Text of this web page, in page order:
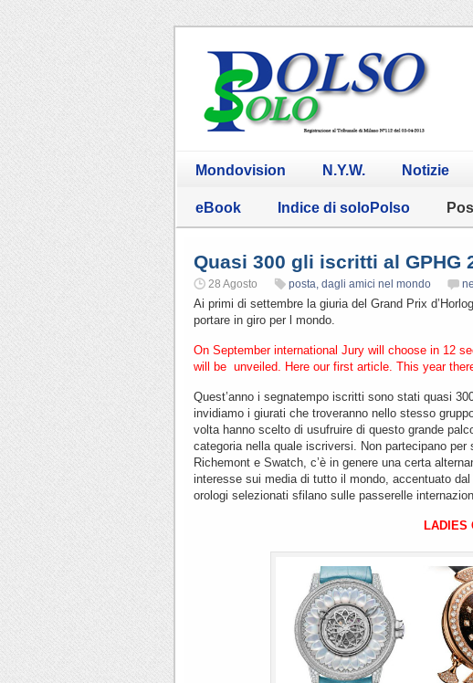
Mondovision N.Y.W. Notizie
eBook Indice di soloPolso
Quasi 300 gli iscritti al GPHG
28 Agosto posta, dagli amici nel mondo
Ai primi di settembre la giuria del Grand Prix
portare in giro per l mondo.
On September international Jury will choose in 12
will be unveiled. Here our first article. This year
Quest’anno i segnatempo iscritti sono stati quasi
invidiamo i giurati che troveranno nello stesso
volta hanno scelto di usufruire di questo grande
categoria nella quale iscriversi. Non partecipano
Richemont e Swatch, c’è in genere una certa
interesse sui media di tutto il mondo, accentuato
orologi selezionati sfilano sulle passerelle
LADIES